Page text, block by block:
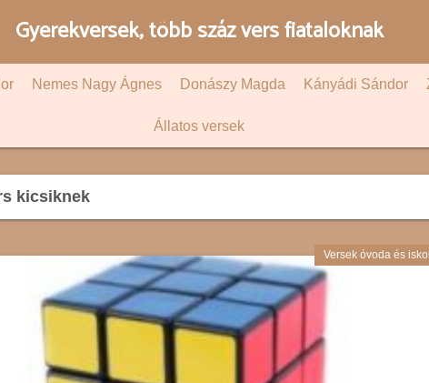
Gyerekversek, több száz vers fiataloknak
Nemes Nagy Ágnes Donászy Magda Kányádi Sándor
Állatos versek
kicsiknek
Versek óvoda és